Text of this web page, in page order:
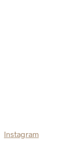
Instagram